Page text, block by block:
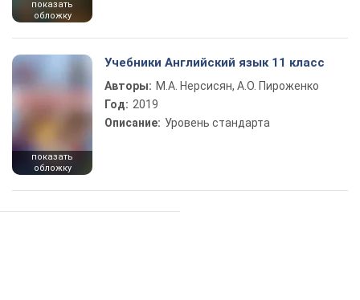
показать
обложку
показать
обложку
Учебники Английский язык 11 класс
Авторы: М.А. Нерсисян, А.О. Пироженко
Год: 2019
Описание: Уровень стандарта